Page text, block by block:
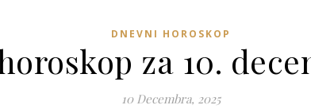
DNEVNI HOROSKOP
za 10.
10 Decembra, 2025